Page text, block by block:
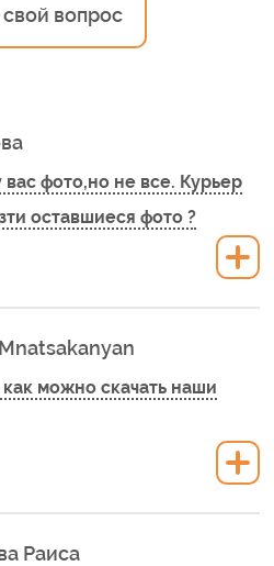
свой вопрос
вас фото,но не все. Курьер
оставшиеся фото ?
можно скачать наши
Раиса